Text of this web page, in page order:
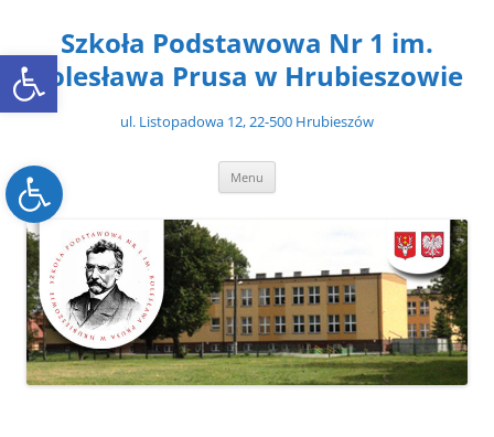
Open toolbar
Open toolbar
treściSzkoła Podstawowa Nr 1 im.
Bolesława Prusa w Hrubieszowie
ul. Listopadowa 12, 22-500 Hrubieszów
Menu